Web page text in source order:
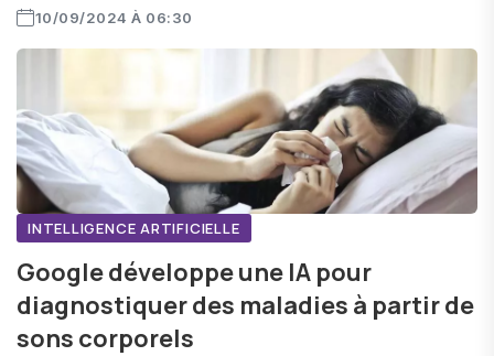
10/09/2024 À 06:30
INTELLIGENCE ARTIFICIELLE
Google développe une IA pour
diagnostiquer des maladies à partir de
sons corporels